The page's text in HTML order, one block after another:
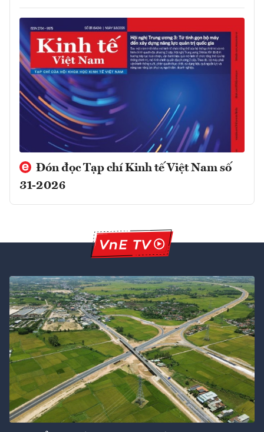
Đón đọc Tạp chí Kinh tế Việt Nam số
31-2026